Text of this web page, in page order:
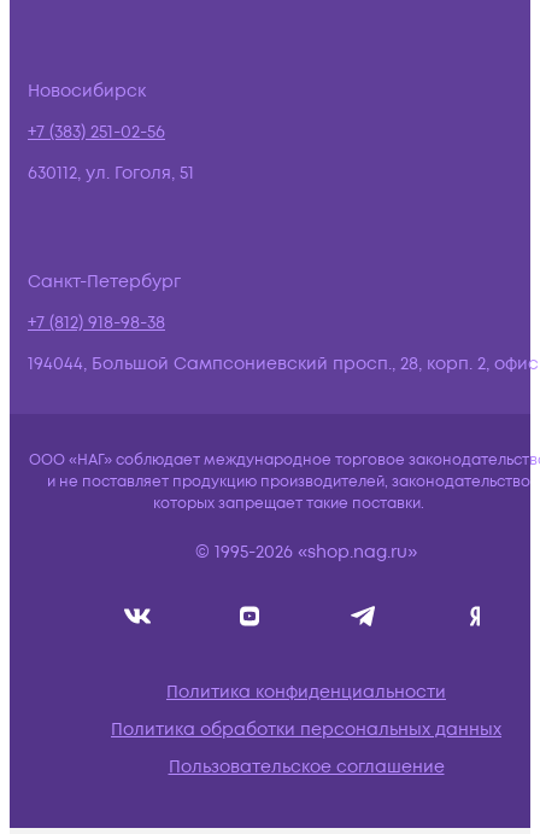
Новосибирск
+7 (383) 251-02-56
630112, ул. Гоголя, 51
Санкт-Петербург
+7 (812) 918-98-38
194044, Большой Сампсониевский просп., 28, корп. 2,
ООО «НАГ» соблюдает международное торговое
и не поставляет продукцию производителей, законодательство
которых запрещает такие поставки.
© 1995-2026 «shop.nag.ru»
Политика конфиденциальности
Политика обработки персональных данных
Пользовательское соглашение